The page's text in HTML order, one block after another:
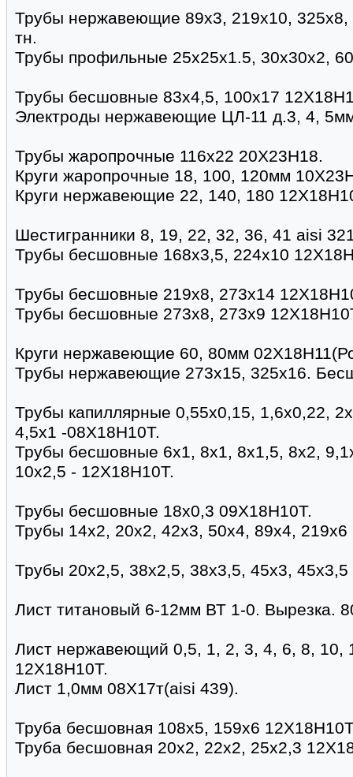
Трубы нержавеющие 89х3, 219х10,
тн.
Трубы профильные 25х25х1.5, 30х30х2,
Трубы бесшовные 83х4,5, 100х17
Электроды нержавеющие ЦЛ-11 д.3, 4,
Трубы жаропрочные 116х22 20Х23Н18.
Круги жаропрочные 18, 100, 120мм
Круги нержавеющие 22, 140, 180
Шестигранники 8, 19, 22, 32, 36, 41 aisi
Трубы бесшовные 168х3,5, 224х10
Трубы бесшовные 219х8, 273х14
Трубы бесшовные 273х8, 273х9
Круги нержавеющие 60, 80мм
Трубы нержавеющие 273х15, 325х16.
Трубы капиллярные 0,55х0,15, 1,6х0,22,
4,5х1 -08Х18Н10Т.
Трубы бесшовные 6х1, 8х1, 8х1,5, 8х2,
10х2,5 - 12Х18Н10Т.
Трубы бесшовные 18х0,3 09Х18Н10Т.
Трубы 14х2, 20х2, 42х3, 50х4, 89х4,
Трубы 20х2,5, 38х2,5, 38х3,5, 45х3, 45х3,5
Лист титановый 6-12мм ВТ 1-0. Вырезка.
Лист нержавеющий 0,5, 1, 2, 3, 4, 6, 8, 10,
12Х18Н10Т.
Лист 1,0мм 08Х17т(aisi 439).
Труба бесшовная 108х5, 159х6
Труба бесшовная 20х2, 22х2, 25х2,3